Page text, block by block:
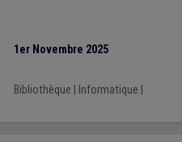
1er Novembre 2025
Bibliothèque Informatique